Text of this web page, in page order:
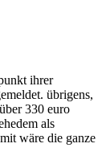
ihrer
übrigens,
330 euro
als
wäre die ganze